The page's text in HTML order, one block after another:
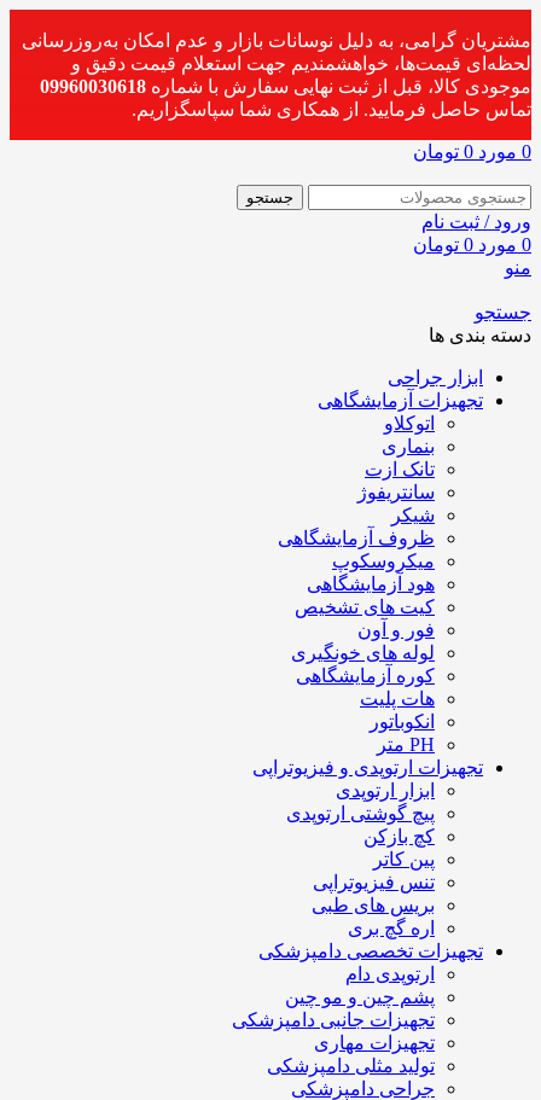
مشتریان گرامی، به دلیل نوسانات بازار و عدم امکان به‌روزرسانی
لحظه‌ای قیمت‌ها، خواهشمندیم جهت استعلام قیمت دقیق و
موجودی کالا، قبل از ثبت نهایی سفارش با شماره 09960030618
تماس حاصل فرمایید. از همکاری شما سپاسگزاریم.
0 مورد 0 تومان
جستجو
ورود / ثبت نام
0 مورد 0 تومان
منو
جستجو
دسته بندی ها
ابزار جراحی
تجهیزات آزمایشگاهی
اتوکلاو
بنماری
تانک ازت
سانتریفوژ
شیکر
ظروف آزمایشگاهی
میکروسکوپ
هود آزمایشگاهی
کیت های تشخیص
فور و آون
لوله های خونگیری
کوره آزمایشگاهی
هات پلیت
انکوباتور
PH متر
تجهیزات ارتوپدی و فیزیوتراپی
ابزار ارتوپدی
پیچ گوشتی ارتوپدی
کچ بازکن
پین کاتر
تنس فیزیوتراپی
بریس های طبی
اره گچ بری
تجهیزات تخصصی دامپزشکی
ارتوپدی دام
پشم چین و مو چین
تجهیزات جانبی دامپزشکی
تجهیزات مهاری
تولید مثلی دامپزشکی
جراحی دامپزشکی